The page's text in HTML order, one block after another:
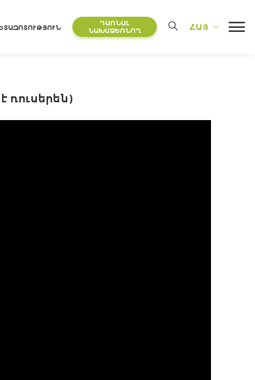
ԴԱՌՆԱԼ
ՆԱԽԱՁԵՌՆՈՂ
ՀԱՅ
ռուսերեն)